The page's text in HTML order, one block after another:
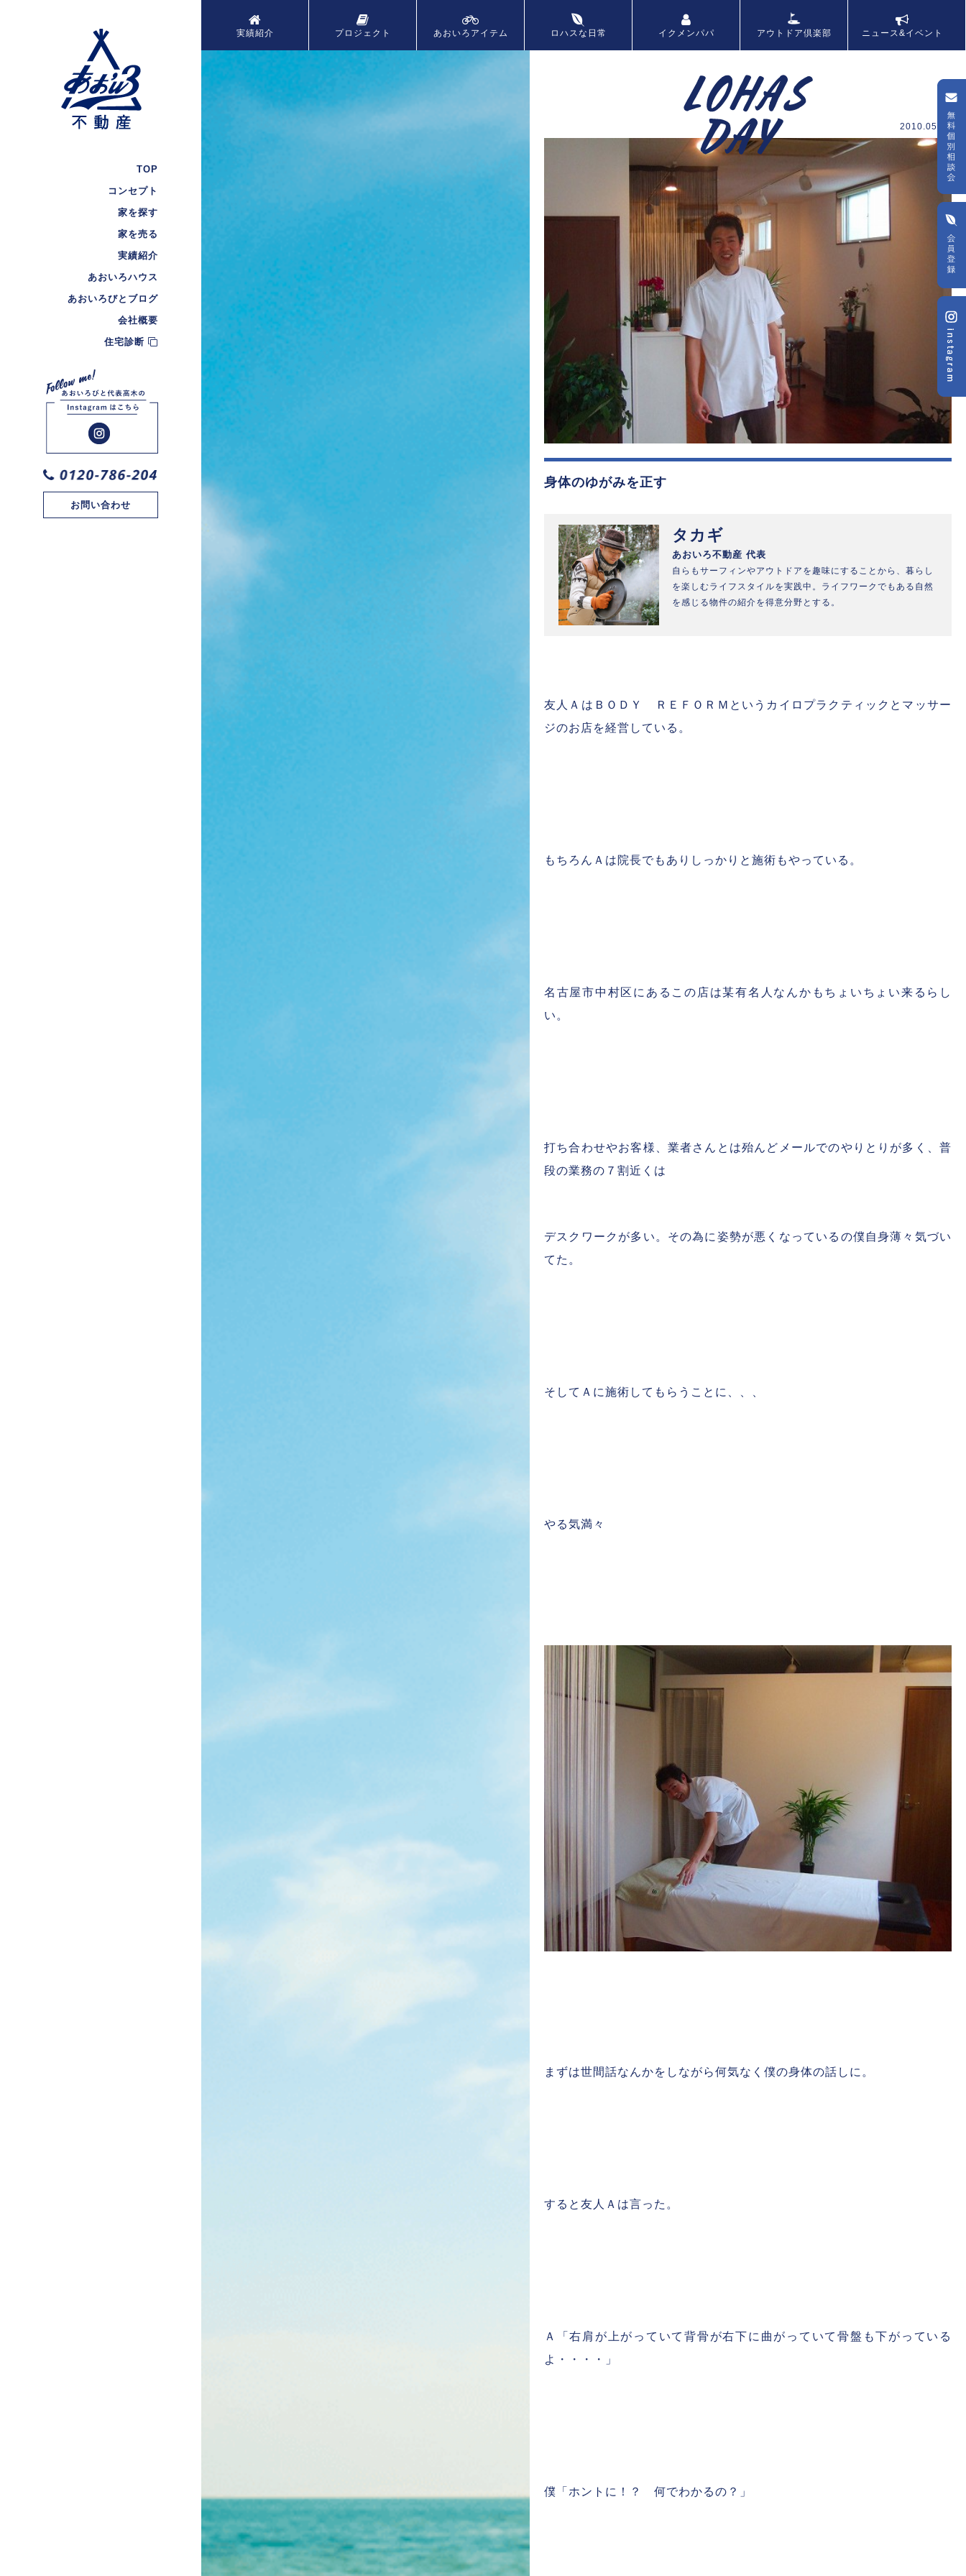
TOP
コンセプト
家を探す
家を売る
実績紹介
あおいろハウス
あおいろびとブログ
会社概要
住宅診断
お問い合わせ
実績紹介 プロジェクト あおいろ アイテム ロハスな日常 イクメンパパ アウトドア倶楽部 ニュース&イベント
2010.05.21
身体のゆがみを正す
タカギ
あおいろ不動産 代表
自らもサーフィンやアウトドアを趣味にすることから、暮らし
を楽しむライフスタイルを実践中。ライフワークでもある自然
を感じる物件の紹介を得意分野とする。
友人ＡはＢＯＤＹ ＲＥＦＯＲＭというカイロプラクティックとマッサー
ジのお店を経営している。
もちろんＡは院長でもありしっかりと施術もやっている。
名古屋市中村区にあるこの店は某有名人なんかもちょいちょい来るらし
い。
打ち合わせやお客様、業者さんとは殆んどメールでのやりとりが多く、普
段の業務の７割近くは
デスクワークが多い。その為に姿勢が悪くなっているの僕自身薄々気づい
てた。
そしてＡに施術してもらうことに、、、
やる気満々
まずは世間話なんかをしながら何気なく僕の身体の話しに。
すると友人Ａは言った。
Ａ「右肩が上がっていて背骨が右下に曲がっていて骨盤も下がっている
よ・・・・」
僕「ホントに！？ 何でわかるの？」